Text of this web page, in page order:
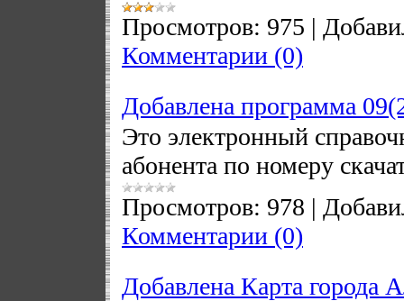
Просмотров: 975 |
Комментарии (0)
Добавлена программа
Это электронный
абонента по номеру
Просмотров: 978 |
Комментарии (0)
Добавлена Карта города